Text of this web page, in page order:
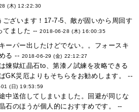
(木) 12:22:30
ございます！17-7-5、敵が固いから周回す
てました --2018-06-28 (木) 16:00:35
ーパー出したけどでない。。フォースキ
る -- 2018-06-29 (金) 22:12:27
煉獄紅晶石to、第漆ノ試練を攻略できる
GK災厄よりもそちらをお勧めします。 --
(日) 19:53:59
中送信してしまいました。回避が同じな
石のほうが個人的におすすめです。 --